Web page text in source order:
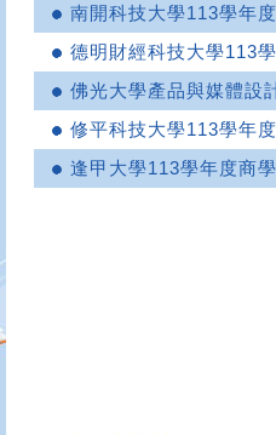
南開科技大學113學年
德明財經科技大學113
佛光大學產品與媒體設
修平科技大學113學年
逢甲大學113學年度商